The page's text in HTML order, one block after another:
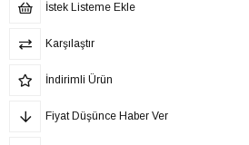
İstek Listeme Ekle
Karşılaştır
İndirimli Ürün
Fiyat Düşünce Haber Ver